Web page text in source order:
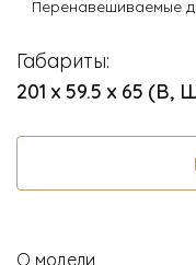
Перенавешиваемые
Габариты:
201 х 59.5 х 65 (В,
О модели